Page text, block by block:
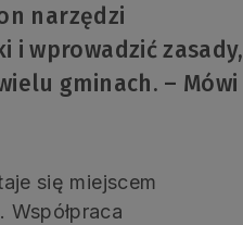
narzędzi
i wprowadzić zasady,
gminach. – Mówi
się miejscem